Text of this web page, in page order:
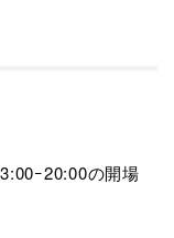
ｰ20:00の開場